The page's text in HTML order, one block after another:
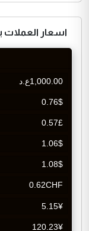
اسعار العملات